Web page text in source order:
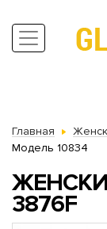
Главная
Модель 10834
3876F